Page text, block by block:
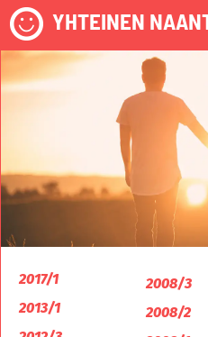
YHTEINEN
2017/1
2013/1
2008/3
2008/2